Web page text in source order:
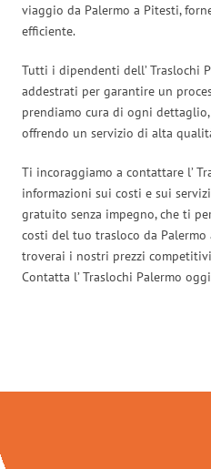
viaggio da Palermo a Pitesti,
efficiente.
Tutti i dipendenti dell’ Traslochi
addestrati per garantire un
prendiamo cura di ogni
offrendo un servizio di alta
Ti incoraggiamo a contattare l’
informazioni sui costi e sui
gratuito senza impegno, che ti
costi del tuo trasloco da Palermo
troverai i nostri prezzi
Contatta l’ Traslochi Palermo